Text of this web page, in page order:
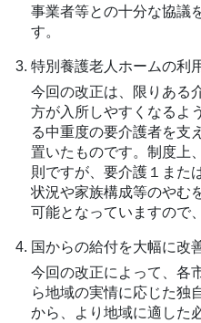
事業者等との十分な協議
す。
特別養護老人ホームの利
今回の改正は、限りある
方が入所しやすくなるよ
る中重度の要介護者を支
置いたものです。制度上
則ですが、要介護１また
状況や家族構成等のやむ
可能となっていますので
国からの給付を大幅に改
今回の改正によって、各
ら地域の実情に応じた独
から、より地域に適した